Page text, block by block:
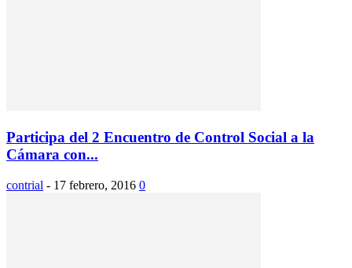
Participa del 2 Encuentro de Control Social a la
Cámara con...
contrial - 17 febrero, 2016 0